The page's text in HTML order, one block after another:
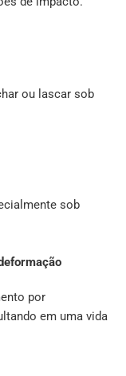
ou lascar sob
sob
por
em uma vida